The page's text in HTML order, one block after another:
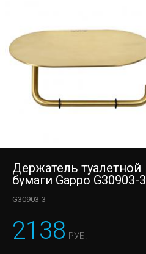
Держатель туалетной
бумаги Gappo G30903-3
G30903-3
2138 РУБ.